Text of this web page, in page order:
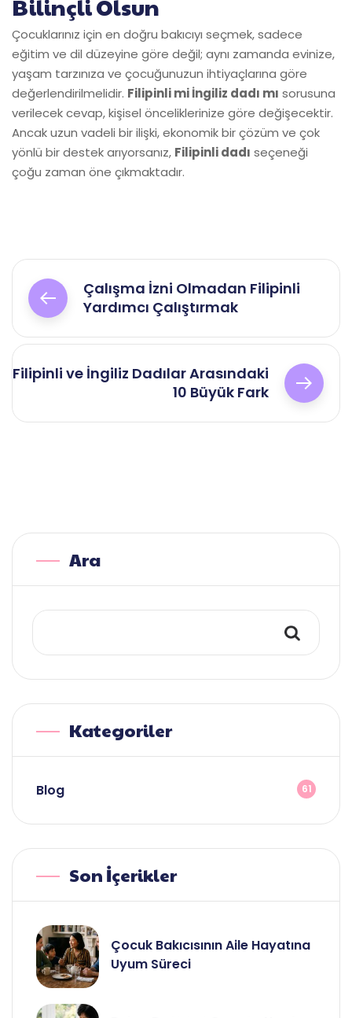
Bilinçli Olsun
Çocuklarınız için en doğru bakıcıyı seçmek, sadece
eğitim ve dil düzeyine göre değil; aynı zamanda evinize,
yaşam tarzınıza ve çocuğunuzun ihtiyaçlarına göre
değerlendirilmelidir. Filipinli mi İngiliz dadı mı sorusuna
verilecek cevap, kişisel önceliklerinize göre değişecektir.
Ancak uzun vadeli bir ilişki, ekonomik bir çözüm ve çok
yönlü bir destek arıyorsanız, Filipinli dadı seçeneği
çoğu zaman öne çıkmaktadır.
Yazı
gezinmesi
Çalışma İzni Olmadan Filipinli
Yardımcı Çalıştırmak
Filipinli ve İngiliz Dadılar Arasındaki
10 Büyük Fark
Ara
Kategoriler
Blog 61
Son İçerikler
Çocuk Bakıcısının Aile Hayatına
Uyum Süreci